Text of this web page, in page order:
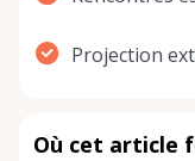
Projection
Où cet article